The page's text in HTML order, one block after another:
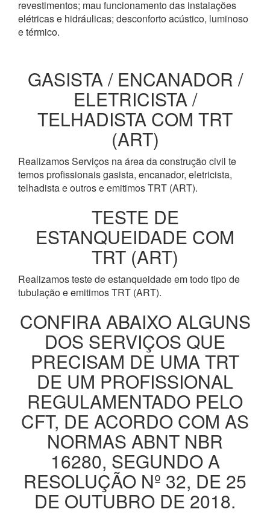
revestimentos; mau funcionamento das instalações
elétricas e hidráulicas; desconforto acústico, luminoso
e térmico.
GASISTA / ENCANADOR /
ELETRICISTA /
TELHADISTA COM TRT
(ART)
Realizamos Serviços na área da construção civil te
temos profissionais gasista, encanador, eletricista,
telhadista e outros e emitimos TRT (ART).
TESTE DE
ESTANQUEIDADE COM
TRT (ART)
Realizamos teste de estanqueidade em todo tipo de
tubulação e emitimos TRT (ART).
CONFIRA ABAIXO ALGUNS
DOS SERVIÇOS QUE
PRECISAM DE UMA TRT
DE UM PROFISSIONAL
REGULAMENTADO PELO
CFT, DE ACORDO COM AS
NORMAS ABNT NBR
16280, SEGUNDO A
RESOLUÇÃO Nº 32, DE 25
DE OUTUBRO DE 2018.